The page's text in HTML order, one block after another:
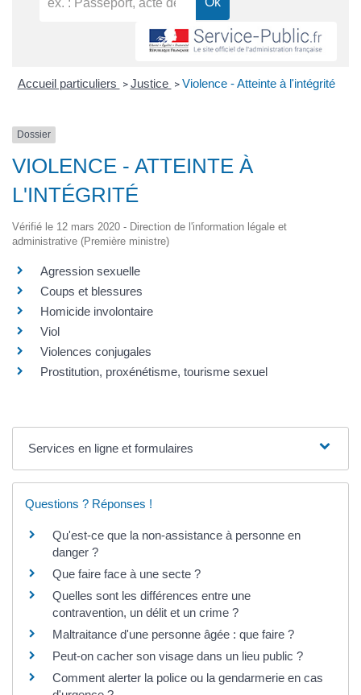
Accueil particuliers > Justice > Violence - Atteinte à l'intégrité
Dossier
VIOLENCE - ATTEINTE À
L'INTÉGRITÉ
Vérifié le 12 mars 2020 - Direction de l'information légale et
administrative (Première ministre)
Agression sexuelle
Coups et blessures
Homicide involontaire
Viol
Violences conjugales
Prostitution, proxénétisme, tourisme sexuel
Services en ligne et formulaires
Questions ? Réponses !
Qu'est-ce que la non-assistance à personne en
danger ?
Que faire face à une secte ?
Quelles sont les différences entre une
contravention, un délit et un crime ?
Maltraitance d'une personne âgée : que faire ?
Peut-on cacher son visage dans un lieu public ?
Comment alerter la police ou la gendarmerie en cas